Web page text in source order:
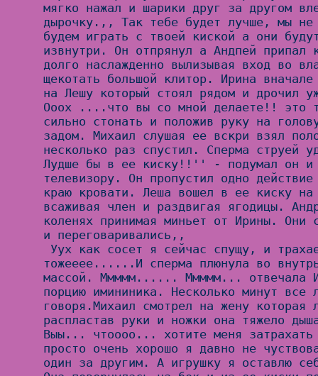
мягко нажал и шарики друг за другом
дырочку.,, Так тебе будет лучше, мы не
будем играть с твоей киской а они
извнутри. Он отпрянул а Андпей
долго наслажденно вылизывая вход во
щекотать большой клитор. Ирина
на Лешу который стоял рядом и дрочил
Ооох ....что вы со мной делаете!! это
сильно стонать и положив руку на
задом. Михаил слушая ее вскри взял
несколько раз спустил. Сперма струей
Лудше бы в ее киску!!'' - подумал он и
телевизору. Он пропустил одно
краю кровати. Леша вошел в ее киску
всаживая член и раздвигая ягодицы.
коленях принимая миньет от Ирины. Они
и переговаривались,,
тожееее......И сперма плюнула во
массой. Ммммм...... Ммммм... отвечала
порцию имининика. Несколько минут все
говоря.Михаил смотрел на жену которая
распластав руки и ножки она тяжело
Выы... чтоооо... хотите меня затрахать
просто очень хорошо я давно не
один за другим. А игрушку я оставлю